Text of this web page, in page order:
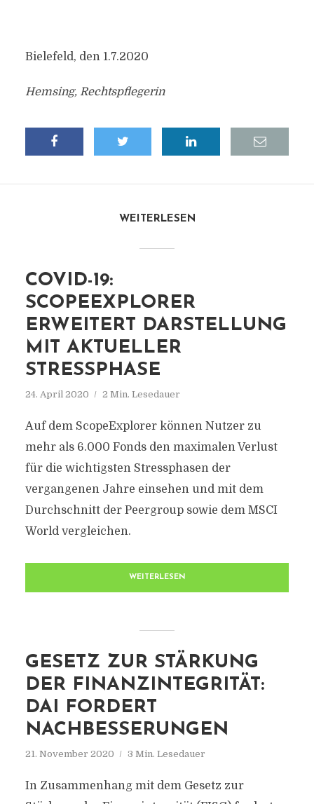
Bielefeld, den 1.7.2020
Hemsing, Rechtspflegerin
WEITERLESEN
COVID-19:
SCOPEEXPLORER
ERWEITERT DARSTELLUNG
MIT AKTUELLER
STRESSPHASE
24. April 2020 2 Min. Lesedauer
Auf dem ScopeExplorer können Nutzer zu
mehr als 6.000 Fonds den maximalen Verlust
für die wichtigsten Stressphasen der
vergangenen Jahre einsehen und mit dem
Durchschnitt der Peergroup sowie dem MSCI
World vergleichen.
WEITERLESEN
GESETZ ZUR STÄRKUNG
DER FINANZINTEGRITÄT:
DAI FORDERT
NACHBESSERUNGEN
21. November 2020 3 Min. Lesedauer
In Zusammenhang mit dem Gesetz zur